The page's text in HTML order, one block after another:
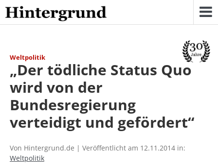
Skip
to
content
Weltpolitik
„Der tödliche Status Quo
wird von der
Bundesregierung
verteidigt und gefördert“
Von Hintergrund.de | Veröffentlicht am 12.11.2014 in:
Weltpolitik